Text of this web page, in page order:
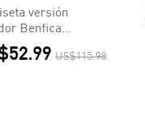
versión
Benfica
27 Segunda
- Versión
US$115.98